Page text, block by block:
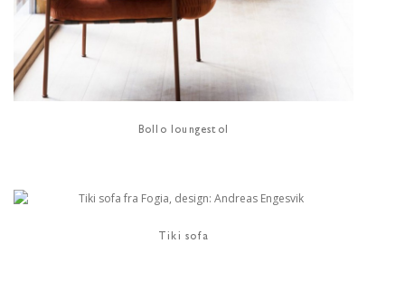
Bollo loungestol
Tiki sofa